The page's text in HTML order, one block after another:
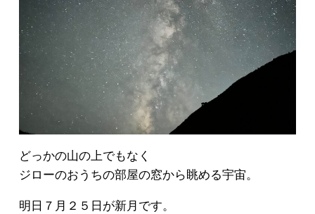
どっかの山の上でもなく
ジローのおうちの部屋の窓から眺める宇宙。
明日７月２５日が新月です。